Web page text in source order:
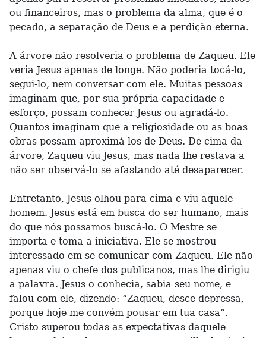
ou financeiros, mas o problema da alma, que é o
pecado, a separação de Deus e a perdição eterna.
A árvore não resolveria o problema de Zaqueu. Ele
veria Jesus apenas de longe. Não poderia tocá-lo,
segui-lo, nem conversar com ele. Muitas pessoas
imaginam que, por sua própria capacidade e
esforço, possam conhecer Jesus ou agradá-lo.
Quantos imaginam que a religiosidade ou as boas
obras possam aproximá-los de Deus. De cima da
árvore, Zaqueu viu Jesus, mas nada lhe restava a
não ser observá-lo se afastando até desaparecer.
Entretanto, Jesus olhou para cima e viu aquele
homem. Jesus está em busca do ser humano, mais
do que nós possamos buscá-lo. O Mestre se
importa e toma a iniciativa. Ele se mostrou
interessado em se comunicar com Zaqueu. Ele não
apenas viu o chefe dos publicanos, mas lhe dirigiu
a palavra. Jesus o conhecia, sabia seu nome, e
falou com ele, dizendo: “Zaqueu, desce depressa,
porque hoje me convém pousar em tua casa”.
Cristo superou todas as expectativas daquele